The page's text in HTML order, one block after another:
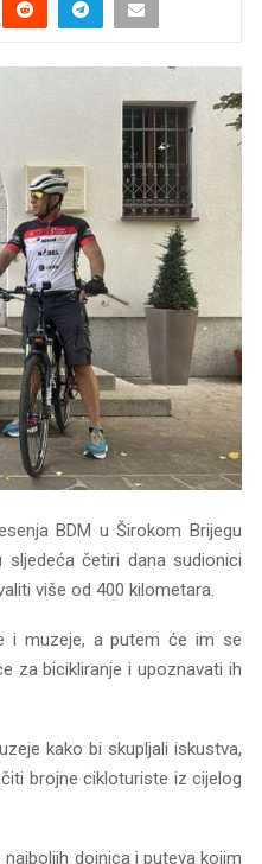
BDM u Širokom Brijegu
četiri dana sudionici
više od 400 kilometara.
i muzeje, a putem će im se
za bicikliranje i upoznavati ih
kako bi skupljali iskustva,
brojne cikloturiste iz cijelog
doinica i puteva kojim